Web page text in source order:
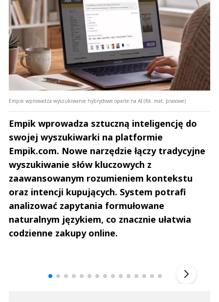
Empik wprowadza wyszukiwanie hybrydowe oparte na AI (fot. mat. prasowe)
Empik wprowadza sztuczną inteligencję do
swojej wyszukiwarki na platformie
Empik.com. Nowe narzędzie łączy tradycyjne
wyszukiwanie słów kluczowych z
zaawansowanym rozumieniem kontekstu
oraz intencji kupujących. System potrafi
analizować zapytania formułowane
naturalnym językiem, co znacznie ułatwia
codzienne zakupy online.